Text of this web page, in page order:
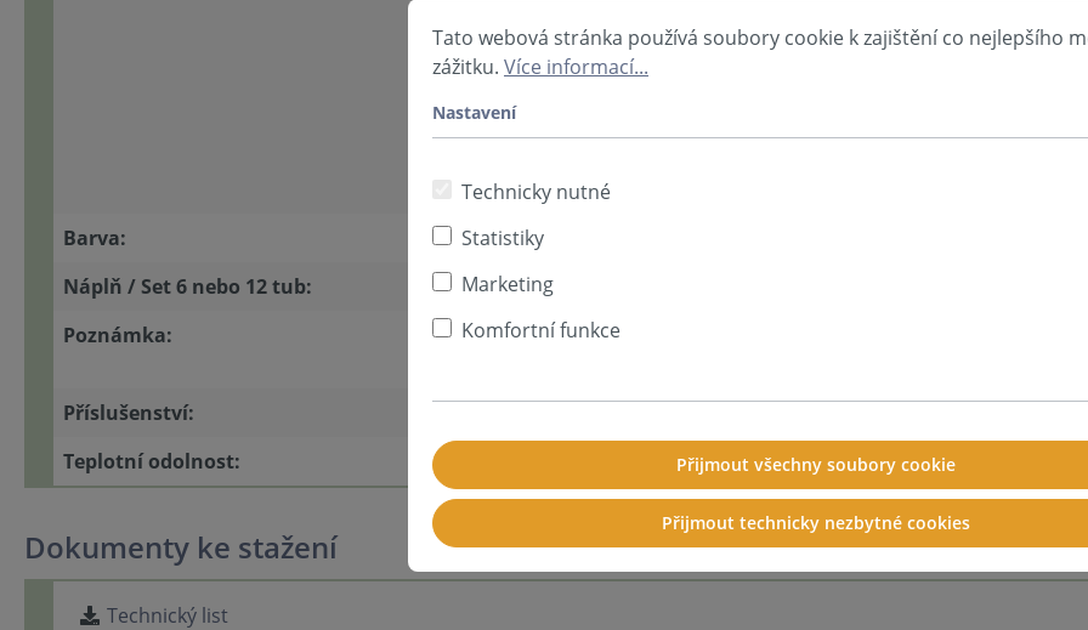
Stěna směrem k sousedům | Záclonová stěna
Výrobní hala | Dílna
Zvukové studio | Zkušebna
Barva:
Náplň / Set 6 nebo 12 tub:
Poznámka:
Příslušenství:
Teplotní odolnost:
-20°C do +80°C
Dokumenty ke stažení
Technický list
Tato webová stránka používá soubory cookie k zajištění co nejlepšího
zážitku. Více informací...
Nastavení
Technicky nutné
Statistiky
Marketing
Komfortní funkce
Přijmout všechny soubory cookie
Přijmout technicky nezbytné cookies